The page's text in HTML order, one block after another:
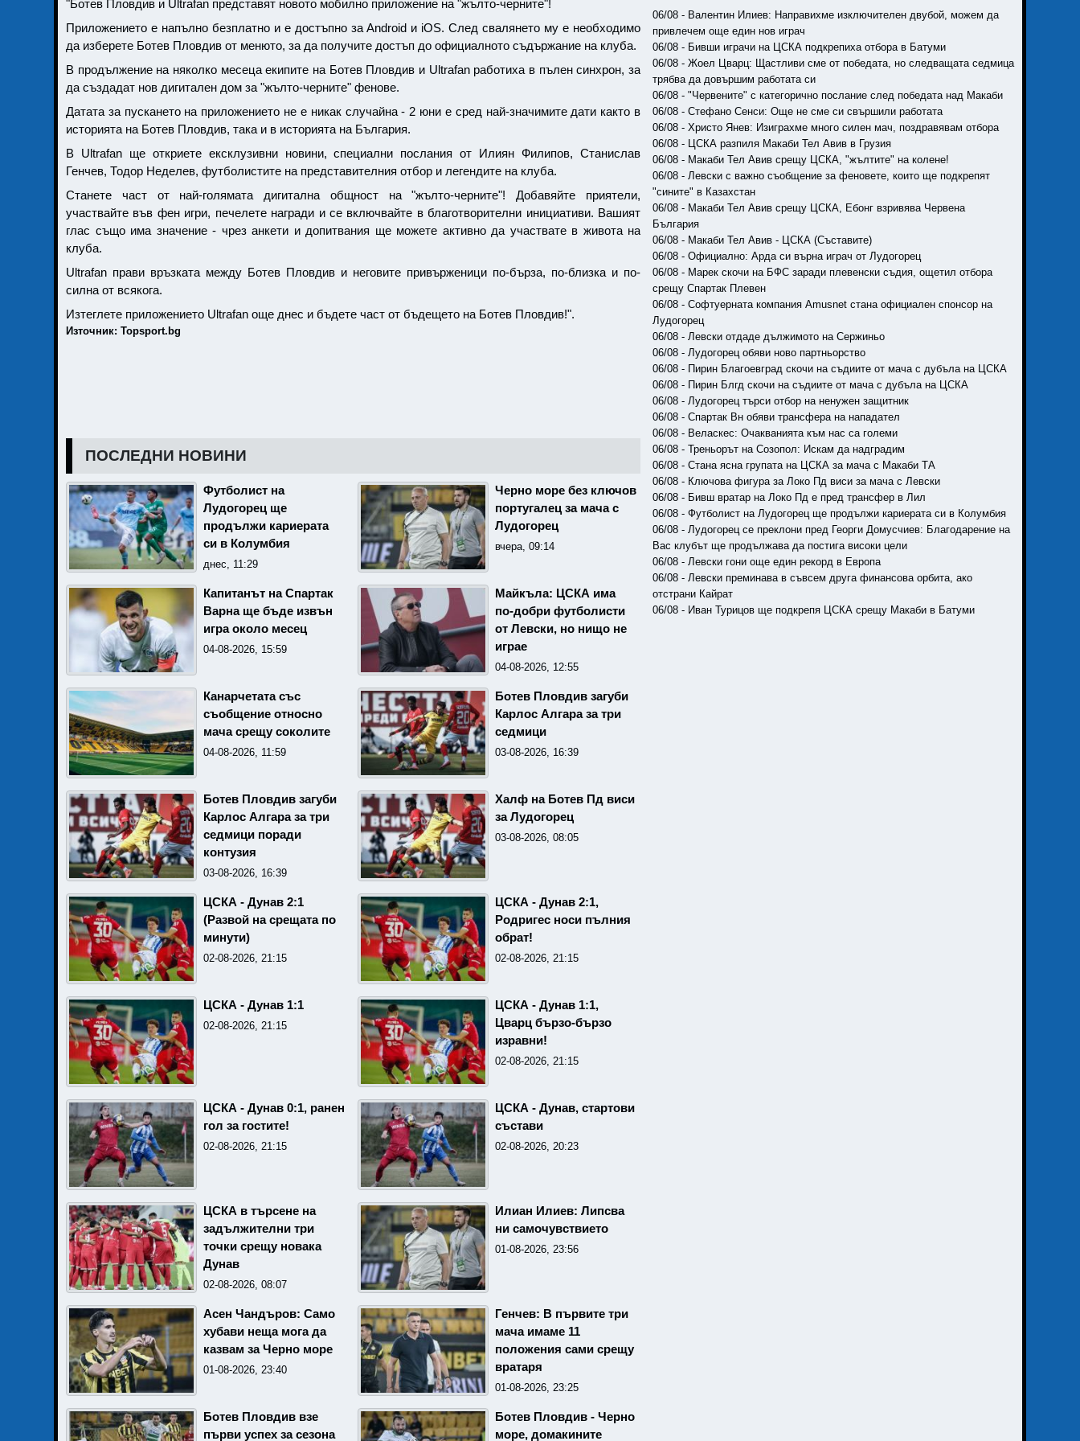
06/08 - Валентин Илиев: Направихме изключителен двубой, можем да
привлечем още един нов играч
06/08 - Бивши играчи на ЦСКА подкрепиха отбора в Батуми
06/08 - Жоел Цварц: Щастливи сме от победата, но следващата седмица
трябва да довършим работата си
06/08 - "Червените" с категорично послание след победата над Макаби
06/08 - Стефано Сенси: Още не сме си свършили работата
06/08 - Христо Янев: Изиграхме много силен мач, поздравявам отбора
06/08 - ЦСКА разпиля Макаби Тел Авив в Грузия
06/08 - Макаби Тел Авив срещу ЦСКА, "жълтите" на колене!
06/08 - Левски с важно съобщение за феновете, които ще подкрепят
"сините" в Казахстан
06/08 - Макаби Тел Авив срещу ЦСКА, Ебонг взривява Червена
България
06/08 - Макаби Тел Авив - ЦСКА (Съставите)
06/08 - Официално: Арда си върна играч от Лудогорец
06/08 - Марек скочи на БФС заради плевенски съдия, ощетил отбора
срещу Спартак Плевен
06/08 - Софтуерната компания Amusnet стана официален спонсор на
Лудогорец
06/08 - Левски отдаде дължимото на Сержиньо
06/08 - Лудогорец обяви ново партньорство
06/08 - Пирин Благоевград скочи на съдиите от мача с дубъла на ЦСКА
06/08 - Пирин Блгд скочи на съдиите от мача с дубъла на ЦСКА
06/08 - Лудогорец търси отбор на ненужен защитник
06/08 - Спартак Вн обяви трансфера на нападател
06/08 - Веласкес: Очакванията към нас са големи
06/08 - Треньорът на Созопол: Искам да надградим
06/08 - Стана ясна групата на ЦСКА за мача с Макаби ТА
06/08 - Ключова фигура за Локо Пд виси за мача с Левски
06/08 - Бивш вратар на Локо Пд е пред трансфер в Лил
06/08 - Футболист на Лудогорец ще продължи кариерата си в Колумбия
06/08 - Лудогорец се преклони пред Георги Домусчиев: Благодарение на
Вас клубът ще продължава да постига високи цели
06/08 - Левски гони още един рекорд в Европа
06/08 - Левски преминава в съвсем друга финансова орбита, ако
отстрани Кайрат
06/08 - Иван Турицов ще подкрепя ЦСКА срещу Макаби в Батуми
"Ботев Пловдив и Ultrafan представят новото мобилно приложение на "жълто-черните"!
Приложението е напълно безплатно и е достъпно за Android и iOS. След свалянето му е необходимо
да изберете Ботев Пловдив от менюто, за да получите достъп до официалното съдържание на клуба.
В продължение на няколко месеца екипите на Ботев Пловдив и Ultrafan работиха в пълен синхрон, за
да създадат нов дигитален дом за "жълто-черните" фенове.
Датата за пускането на приложението не е никак случайна - 2 юни е сред най-значимите дати както в
историята на Ботев Пловдив, така и в историята на България.
В Ultrafan ще откриете ексклузивни новини, специални послания от Илиян Филипов, Станислав
Генчев, Тодор Неделев, футболистите на представителния отбор и легендите на клуба.
Станете част от най-голямата дигитална общност на "жълто-черните"! Добавяйте приятели,
участвайте във фен игри, печелете награди и се включвайте в благотворителни инициативи. Вашият
глас също има значение - чрез анкети и допитвания ще можете активно да участвате в живота на
клуба.
Ultrafan прави връзката между Ботев Пловдив и неговите привърженици по-бърза, по-близка и по-
силна от всякога.
Изтеглете приложението Ultrafan още днес и бъдете част от бъдещето на Ботев Пловдив!".
Източник: Topsport.bg
ПОСЛЕДНИ НОВИНИ
Футболист на
Лудогорец ще
продължи кариерата
си в Колумбия
днес, 11:29
Черно море без ключов
португалец за мача с
Лудогорец
вчера, 09:14
Капитанът на Спартак
Варна ще бъде извън
игра около месец
04-08-2026, 15:59
Майкъла: ЦСКА има
по-добри футболисти
от Левски, но нищо не
играе
04-08-2026, 12:55
Канарчетата със
съобщение относно
мача срещу соколите
04-08-2026, 11:59
Ботев Пловдив загуби
Карлос Алгара за три
седмици
03-08-2026, 16:39
Ботев Пловдив загуби
Карлос Алгара за три
седмици поради
контузия
03-08-2026, 16:39
Халф на Ботев Пд виси
за Лудогорец
03-08-2026, 08:05
ЦСКА - Дунав 2:1
(Развой на срещата по
минути)
02-08-2026, 21:15
ЦСКА - Дунав 2:1,
Родригес носи пълния
обрат!
02-08-2026, 21:15
ЦСКА - Дунав 1:1
02-08-2026, 21:15
ЦСКА - Дунав 1:1,
Цварц бързо-бързо
изравни!
02-08-2026, 21:15
ЦСКА - Дунав 0:1, ранен
гол за гостите!
02-08-2026, 21:15
ЦСКА - Дунав, стартови
състави
02-08-2026, 20:23
ЦСКА в търсене на
задължителни три
точки срещу новака
Дунав
02-08-2026, 08:07
Илиан Илиев: Липсва
ни самочувствието
01-08-2026, 23:56
Асен Чандъров: Само
хубави неща мога да
казвам за Черно море
01-08-2026, 23:40
Генчев: В първите три
мача имаме 11
положения сами срещу
вратаря
01-08-2026, 23:25
Ботев Пловдив взе
първи успех за сезона
Ботев Пловдив - Черно
море, домакините